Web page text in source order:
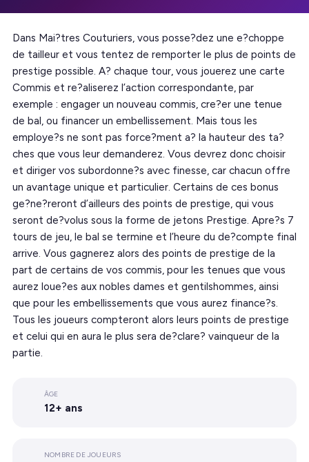
Dans Mai?tres Couturiers, vous posse?dez une e?choppe
de tailleur et vous tentez de remporter le plus de points de
prestige possible. A? chaque tour, vous jouerez une carte
Commis et re?aliserez l’action correspondante, par
exemple : engager un nouveau commis, cre?er une tenue
de bal, ou financer un embellissement. Mais tous les
employe?s ne sont pas force?ment a? la hauteur des ta?
ches que vous leur demanderez. Vous devrez donc choisir
et diriger vos subordonne?s avec finesse, car chacun offre
un avantage unique et particulier. Certains de ces bonus
ge?ne?reront d’ailleurs des points de prestige, qui vous
seront de?volus sous la forme de jetons Prestige. Apre?s 7
tours de jeu, le bal se termine et l’heure du de?compte final
arrive. Vous gagnerez alors des points de prestige de la
part de certains de vos commis, pour les tenues que vous
aurez loue?es aux nobles dames et gentilshommes, ainsi
que pour les embellissements que vous aurez finance?s.
Tous les joueurs compteront alors leurs points de prestige
et celui qui en aura le plus sera de?clare? vainqueur de la
partie.
ÂGE
12+ ans
NOMBRE DE JOUEURS